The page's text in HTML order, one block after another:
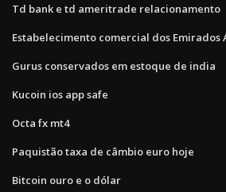
Td bank e td ameritrade relacionamento
Estabelecimento comercial dos Emirados
Gurus conservados em estoque de india
Kucoin ios app safe
Octa fx mt4
Paquistão taxa de câmbio euro hoje
Bitcoin ouro e o dólar